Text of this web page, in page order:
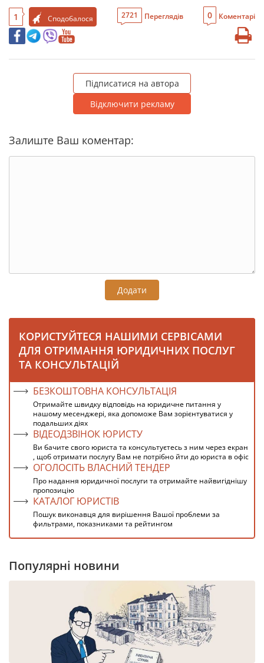
1 Сподобалося 2721 Переглядів 0 Коментарі
Підписатися на автора
Відключити рекламу
Залиште Ваш коментар:
Додати
КОРИСТУЙТЕСЯ НАШИМИ СЕРВІСАМИ
ДЛЯ ОТРИМАННЯ ЮРИДИЧНИХ ПОСЛУГ
ТА КОНСУЛЬТАЦІЙ
БЕЗКОШТОВНА КОНСУЛЬТАЦІЯ
Отримайте швидку відповідь на юридичне питання у
нашому месенджері, яка допоможе Вам зорієнтуватися у
подальших діях
ВІДЕОДЗВІНОК ЮРИСТУ
Ви бачите свого юриста та консультуєтесь з ним через екран
, щоб отримати послугу Вам не потрібно йти до юриста в офіс
ОГОЛОСІТЬ ВЛАСНИЙ ТЕНДЕР
Про надання юридичної послуги та отримайте найвигіднішу
пропозицію
КАТАЛОГ ЮРИСТІВ
Пошук виконавця для вирішення Вашої проблеми за
фильтрами, показниками та рейтингом
Популярні новини